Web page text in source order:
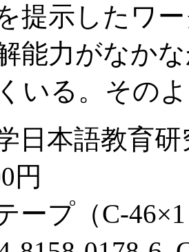
提示したワ
能力がなか
いる。その
日本語教育
円
ープ（C-